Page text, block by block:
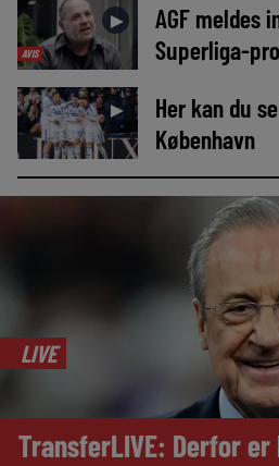
AVIS
►
AGF meldes
Superliga-
►
Her kan du
København
LIVE
TransferLIVE: Derfor